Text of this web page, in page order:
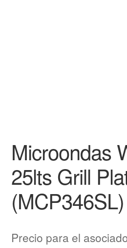
Microondas
25lts Grill
(MCP346SL)
Precio para el